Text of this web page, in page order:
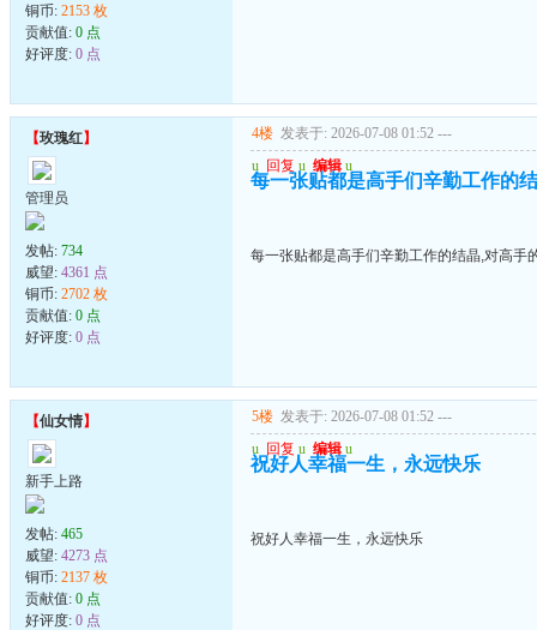
铜币: 2153 枚
贡献值: 0 点
好评度: 0 点
【玫瑰红】
管理员
发帖: 734
威望: 4361 点
铜币: 2702 枚
贡献值: 0 点
好评度: 0 点
4楼 发表于: 2026-07-08 01:52 ---
u 回复 u 编辑 u
每一张贴都是高手们辛勤工作的
每一张贴都是高手们辛勤工作的结晶,对高手
【仙女情】
新手上路
发帖: 465
威望: 4273 点
铜币: 2137 枚
贡献值: 0 点
好评度: 0 点
5楼 发表于: 2026-07-08 01:52 ---
u 回复 u 编辑 u
祝好人幸福一生，永远快乐
祝好人幸福一生，永远快乐